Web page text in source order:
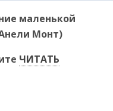
маленькой
Монт)
ЧИТАТЬ